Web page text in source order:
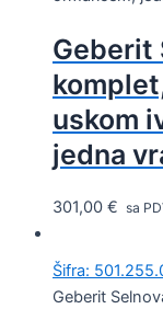
Geberit
uskom
jedna
301,00 € sa
Šifra:
Geberit